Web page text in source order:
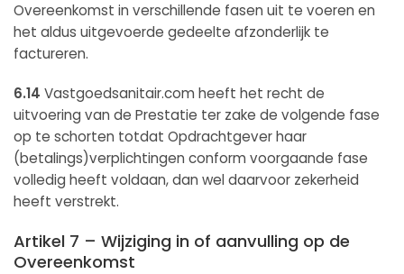
Overeenkomst in verschillende fasen uit te voeren en
het aldus uitgevoerde gedeelte afzonderlijk te
factureren.
6.14 Vastgoedsanitair.com heeft het recht de
uitvoering van de Prestatie ter zake de volgende fase
op te schorten totdat Opdrachtgever haar
(betalings)verplichtingen conform voorgaande fase
volledig heeft voldaan, dan wel daarvoor zekerheid
heeft verstrekt.
Artikel 7 – Wijziging in of aanvulling op de
Overeenkomst